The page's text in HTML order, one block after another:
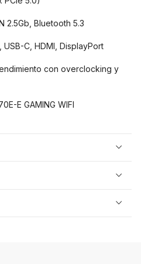
2.5Gb, Bluetooth 5.3
USB-C, HDMI, DisplayPort
con overclocking y
E GAMING WIFI